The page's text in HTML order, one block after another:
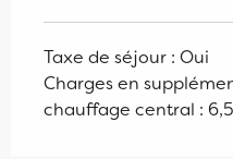
Taxe de séjour : Oui
Charges en
chauffage central :